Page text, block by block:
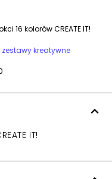
16 kolorów CREATE IT!
kreatywne
IT!